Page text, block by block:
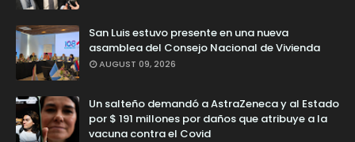
San Luis estuvo presente en una nueva
asamblea del Consejo Nacional de Vivienda
AUGUST 09, 2026
Un salteño demandó a AstraZeneca y al Estado
por $ 191 millones por daños que atribuye a la
vacuna contra el Covid